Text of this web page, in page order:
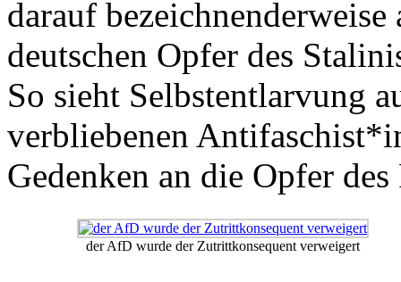
darauf
deutschen Opfer des
So sieht Selbstentlarvung
verbliebenen
Gedenken an die Opfer des
der AfD wurde der Zutrittkonsequent verweigert